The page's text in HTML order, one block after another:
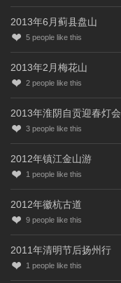
2013年6月蓟县盘山
5 people like this
2013年2月梅花山
2 people like this
2013年淮阴自贡迎春灯会
3 people like this
2012年镇江金山游
1 people like this
2012年徽杭古道
9 people like this
2011年清明节后扬州行
1 people like this